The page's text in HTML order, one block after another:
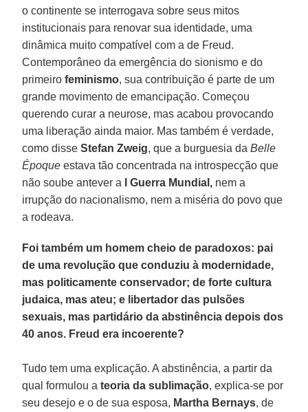
o continente se interrogava sobre seus mitos
institucionais para renovar sua identidade, uma
dinâmica muito compatível com a de Freud.
Contemporâneo da emergência do sionismo e do
primeirofeminismo, sua contribuição é parte de um
grande movimento de emancipação. Começou
querendo curar a neurose, mas acabou provocando
uma liberação ainda maior. Mas também é verdade,
como disseStefan Zweig, que a burguesia daBelle
Époque estava tão concentrada na introspecção que
não soube antever a
I Guerra Mundial, nem a
irrupção do nacionalismo, nem a miséria do povo que
a rodeava.
Foi também um homem cheio de paradoxos: pai
de uma revolução que conduziu à modernidade,
mas politicamente conservador; de forte cultura
judaica, mas ateu; e libertador das pulsões
sexuais, mas partidário da abstinência depois dos
40 anos. Freud era incoerente?
Tudo tem uma explicação. A abstinência, a partir da
qual formulou ateoria da sublimação, explica-se por
seu desejo e o de sua esposa, Martha Bernays, de